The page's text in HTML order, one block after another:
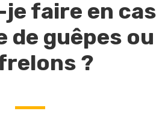
je faire en cas
de guêpes ou
?